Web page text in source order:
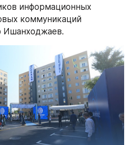
информационных
коммуникаций
Ишанходжаев.